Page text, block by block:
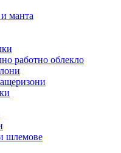
манта
работно облекло
шлемове